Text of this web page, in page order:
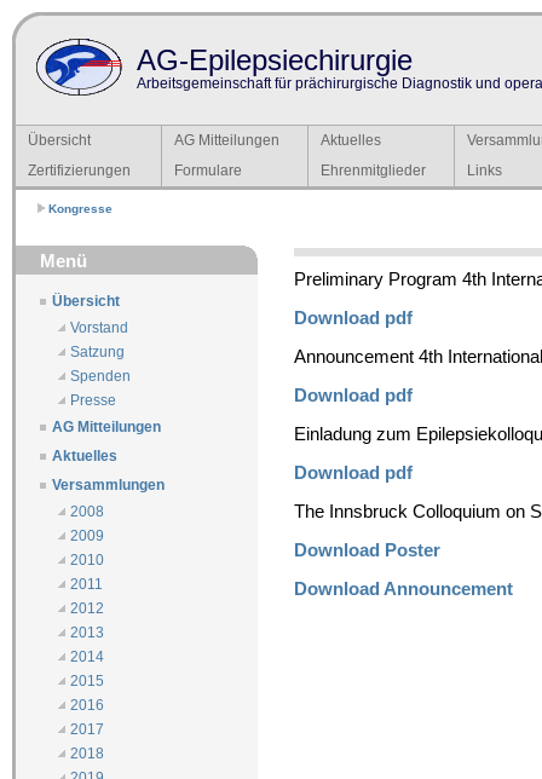
AG-Epilepsiechirurgie
Arbeitsgemeinschaft für prächirurgische Diagnostik und
Übersicht AG Mitteilungen Aktuelles
Zertifizierungen
Formulare Ehrenmitglieder Links
Kongresse
Menü
Übersicht
Vorstand
Satzung
Spenden
Presse
AG Mitteilungen
Aktuelles
Versammlungen
2008
2009
2010
2011
2012
2013
2014
2015
2016
2017
2018
Preliminary Program 4th
Download pdf
Announcement 4th
Download pdf
Einladung zum
Download pdf
The Innsbruck Colloquium on
Download Poster
Download Announcement